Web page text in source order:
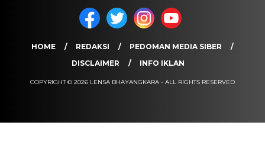
HOME REDAKSI
PEDOMAN MEDIA SIBER
DISCLAIMER
INFO IKLAN
COPYRIGHT © 2026 LENSA BHAYANGKARA - ALL RIGHTS RESERVED